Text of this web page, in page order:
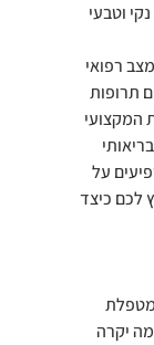
וטבעי
רפואי
תרופות
המקצועי
על
לכם כיצד
יקרה